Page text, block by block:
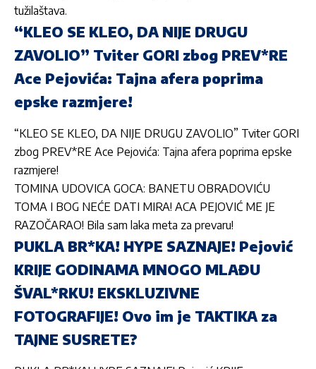
tužilaštava.
“KLEO SE KLEO, DA NIJE DRUGU
ZAVOLIO” Tviter GORI zbog PREV*RE
Ace Pejovića: Tajna afera poprima
epske razmjere!
“KLEO SE KLEO, DA NIJE DRUGU ZAVOLIO” Tviter GORI
zbog PREV*RE Ace Pejovića: Tajna afera poprima epske
razmjere!
TOMINA UDOVICA GOCA: BANETU OBRADOVIĆU
TOMA I BOG NEĆE DATI MIRA! ACA PEJOVIĆ ME JE
RAZOČARAO! Bila sam laka meta za prevaru!
PUKLA BR*KA! HYPE SAZNAJE! Pejović
KRIJE GODINAMA MNOGO MLAĐU
ŠVAL*RKU! EKSKLUZIVNE
FOTOGRAFIJE! Ovo im je TAKTIKA za
TAJNE SUSRETE?